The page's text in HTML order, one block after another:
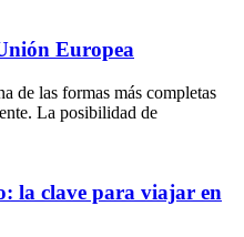
Europea
de las formas más completas
La posibilidad de
la clave para viajar en